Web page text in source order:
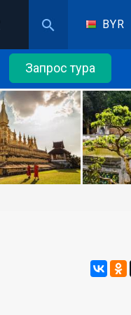
BYR
Запрос тура